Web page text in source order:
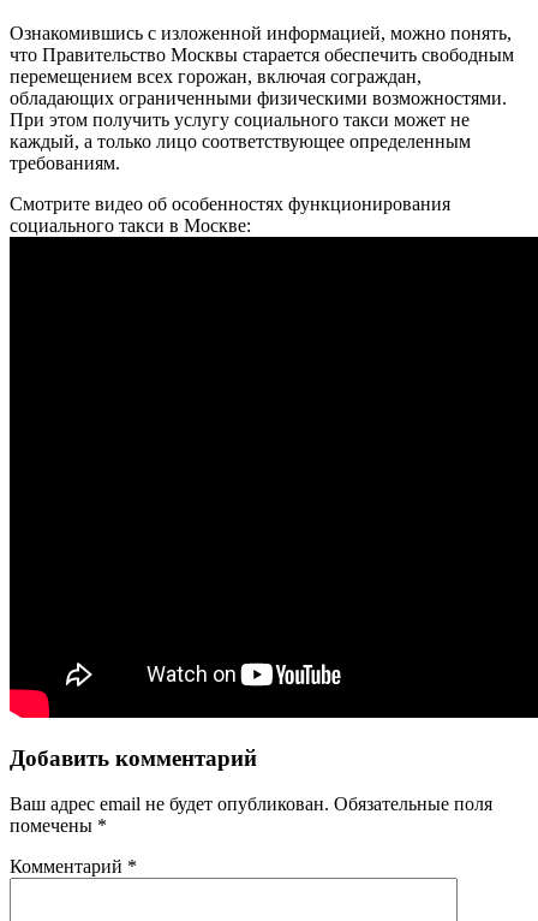
Ознакомившись с изложенной информацией, можно понять,
что Правительство Москвы старается обеспечить свободным
перемещением всех горожан, включая сограждан,
обладающих ограниченными физическими возможностями.
При этом получить услугу социального такси может не
каждый, а только лицо соответствующее определенным
требованиям.
Смотрите видео об особенностях функционирования
социального такси в Москве:
Добавить комментарий
Ваш адрес email не будет опубликован. Обязательные поля
помечены *
Комментарий *